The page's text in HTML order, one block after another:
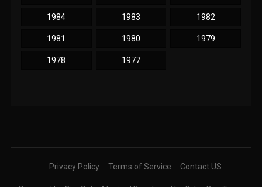
1984 1983 1982
1981 1980 1979
1978 1977
Privacy Policy Terms of Service Contact US